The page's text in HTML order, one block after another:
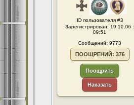
ID пользователя #3
Зарегистрирован: 19.10.06 :
09:51
Сообщений: 9773
ПООЩРЕНИЙ: 376
Поощрить
Наказать